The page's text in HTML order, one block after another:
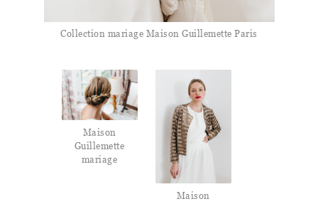
Collection mariage Maison Guillemette Paris
Maison
Guillemette
mariage
Maison